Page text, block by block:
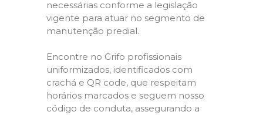
necessárias conforme a legislação
vigente para atuar no segmento de
manutenção predial.
Encontre no Grifo profissionais
uniformizados, identificados com
crachá e QR code, que respeitam
horários marcados e seguem nosso
código de conduta, assegurando a